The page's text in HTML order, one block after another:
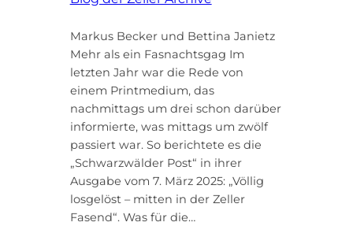
Markus Becker und Bettina Janietz
Mehr als ein Fasnachtsgag Im
letzten Jahr war die Rede von
einem Printmedium, das
nachmittags um drei schon darüber
informierte, was mittags um zwölf
passiert war. So berichtete es die
„Schwarzwälder Post“ in ihrer
Ausgabe vom 7. März 2025: „Völlig
losgelöst – mitten in der Zeller
Fasend“. Was für die…